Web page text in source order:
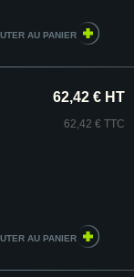
62,42 € HT
62,42 € TTC